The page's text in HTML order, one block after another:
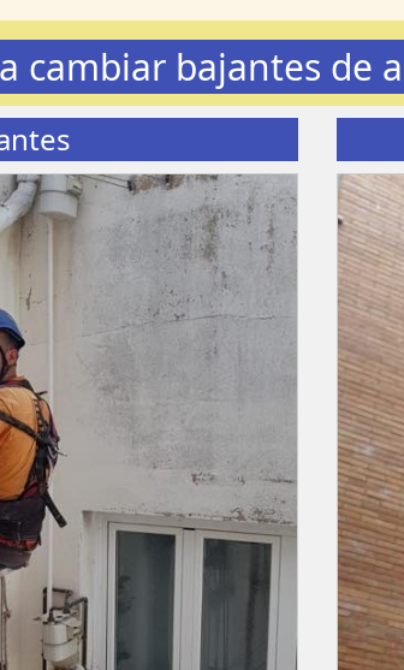
cambiar bajantes de